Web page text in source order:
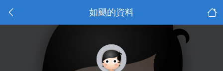
如颶的資料